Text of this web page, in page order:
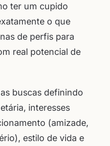
ter um cupido
o que
de perfis para
real potencial de
buscas definindo
interesses
(amizade,
estilo de vida e